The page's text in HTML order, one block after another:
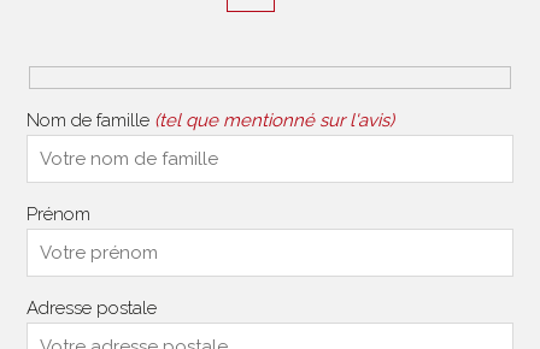
Nom de famille (tel que mentionné sur l'avis)
Prénom
Adresse postale